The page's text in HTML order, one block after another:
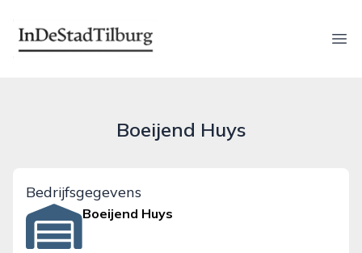
indestadtilburg.nl
Boeijend Huys
Bedrijfsgegevens
Boeijend Huys